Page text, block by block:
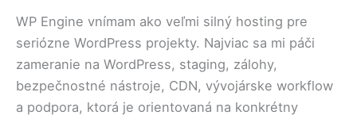
WP Engine vnímam ako veľmi silný hosting pre
seriózne WordPress projekty. Najviac sa mi páči
zameranie na WordPress, staging, zálohy,
bezpečnostné nástroje, CDN, vývojárske workflow
a podpora, ktorá je orientovaná na konkrétny